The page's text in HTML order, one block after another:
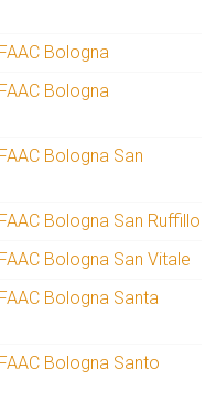
Bologna
Bologna
Bologna San
Bologna San Ruffillo
Bologna San Vitale
Bologna Santa
Bologna Santo